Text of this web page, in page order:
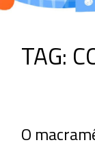
TAG:
O